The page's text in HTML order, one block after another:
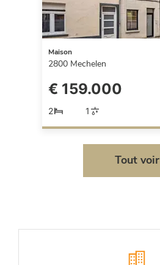
Maison
2800 Mechelen
€ 159.000
2 1
Tout voir